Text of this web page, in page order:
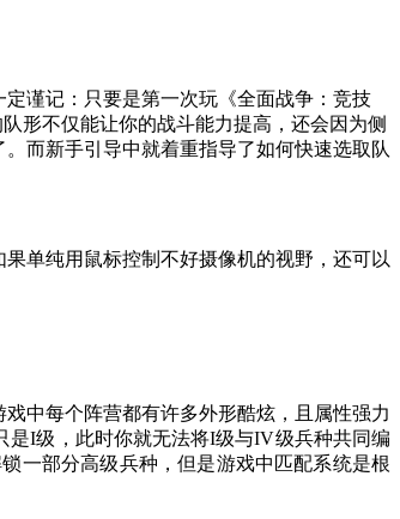
谨记：只要是第一次玩《全面战争：竞技
形不仅能让你的战斗能力提高，还会因为侧
而新手引导中就着重指导了如何快速选取队
单纯用鼠标控制不好摄像机的视野，还可以
中每个阵营都有许多外形酷炫，且属性强力
是I级，此时你就无法将I级与IV级兵种共同编
一部分高级兵种，但是游戏中匹配系统是根